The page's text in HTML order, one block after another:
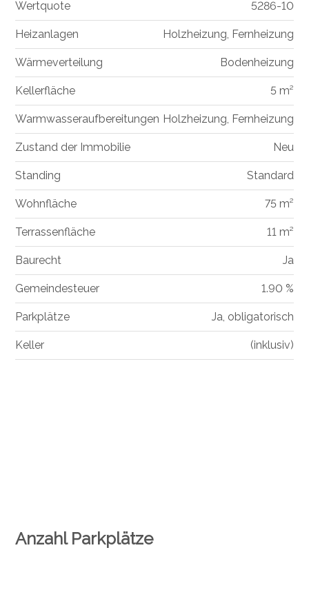
Wertquote 5286-10
Heizanlagen Holzheizung, Fernheizung
Wärmeverteilung Bodenheizung
Kellerfläche 5 m²
Warmwasseraufbereitungen Holzheizung, Fernheizung
Zustand der Immobilie Neu
Standing Standard
Wohnfläche 75 m²
Terrassenfläche 11 m²
Baurecht Ja
Gemeindesteuer 1.90 %
Parkplätze Ja, obligatorisch
Keller (inklusiv)
Anzahl Parkplätze